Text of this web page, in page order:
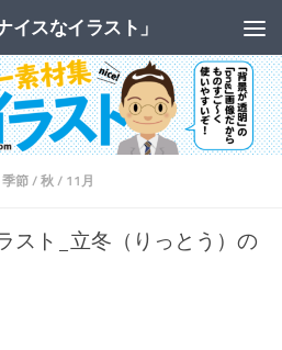
イスなイラスト」
季節 / 秋 / 11月
スト_立冬（りっとう）の